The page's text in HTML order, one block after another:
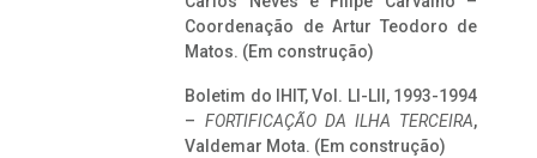
Coordenação de Artur Teodoro de
Matos. (Em construção)
Boletim do IHIT, Vol. LI-LII, 1993-1994
– FORTIFICAÇÃO DA ILHA TERCEIRA,
Valdemar Mota. (Em construção)